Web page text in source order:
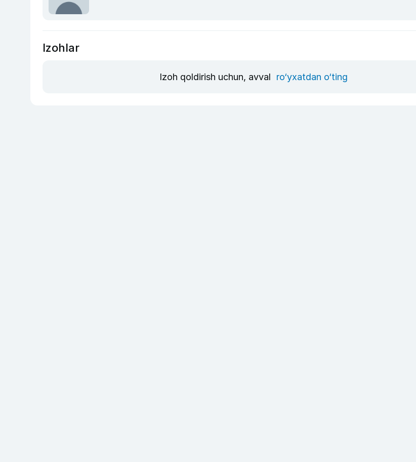
Izohlar
Izoh qoldirish uchun, avval ro‘yxatdan o‘ting